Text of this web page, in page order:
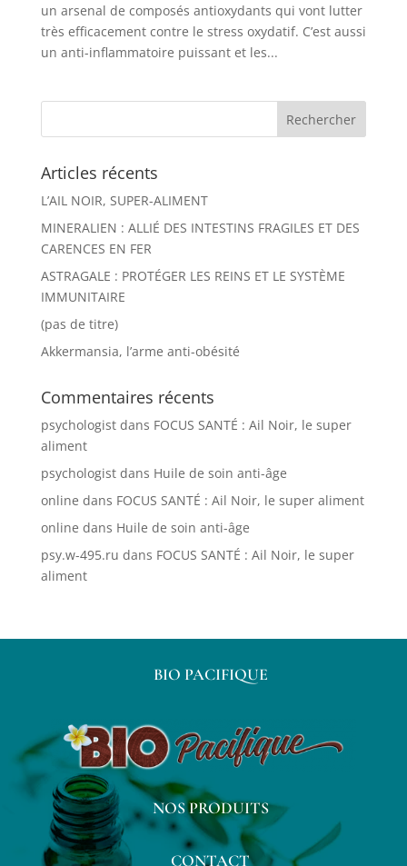
un arsenal de composés antioxydants qui vont lutter
très efficacement contre le stress oxydatif. C’est aussi
un anti-inflammatoire puissant et les...
Articles récents
L’AIL NOIR, SUPER-ALIMENT
MINERALIEN : ALLIÉ DES INTESTINS FRAGILES ET DES
CARENCES EN FER
ASTRAGALE : PROTÉGER LES REINS ET LE SYSTÈME
IMMUNITAIRE
(pas de titre)
Akkermansia, l’arme anti-obésité
Commentaires récents
psychologistdans FOCUS SANTÉ : Ail Noir, le super
aliment
psychologistdans Huile de soin anti-âge
online dans FOCUS SANTÉ : Ail Noir, le super aliment
online dans Huile de soin anti-âge
psy.w-495.ru dans FOCUS SANTÉ : Ail Noir, le super
aliment
BIO PACIFIQUE
NOS PRODUITS
CONTACT